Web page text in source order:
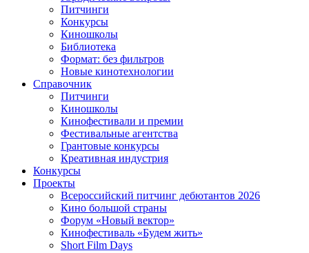
Питчинги
Конкурсы
Киношколы
Библиотека
Формат: без фильтров
Новые кинотехнологии
Справочник
Питчинги
Киношколы
Кинофестивали и премии
Фестивальные агентства
Грантовые конкурсы
Креативная индустрия
Конкурсы
Проекты
Всероссийский питчинг дебютантов 2026
Кино большой страны
Форум «Новый вектор»
Кинофестиваль «Будем жить»
Short Film Days